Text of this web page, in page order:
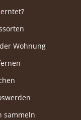
Wohnung
sammeln